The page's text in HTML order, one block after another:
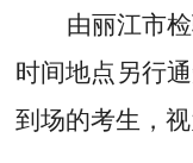
由丽江市
时间地点另行
到场的考生，视